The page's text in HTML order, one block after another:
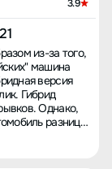
января. Однако
но мне
не было, и
мне больше
трудностей.
сравнивать не
до
3.9
из-за того,
машина
версия
Гибрид
Однако,
разница